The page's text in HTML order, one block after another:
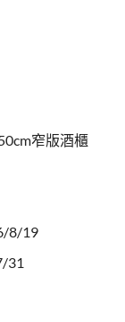
窄版酒櫃
8/19
31